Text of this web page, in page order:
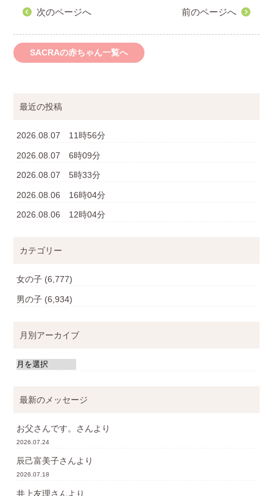
次のページへ 前のページへ
SACRAの赤ちゃん一覧へ
最近の投稿
2026.08.07 11時56分
2026.08.07 6時09分
2026.08.07 5時33分
2026.08.06 16時04分
2026.08.06 12時04分
カテゴリー
女の子 (6,777)
男の子 (6,934)
月別アーカイブ
最新のメッセージ
お父さんです。 さんより
2026.07.24
辰己富美子さんより
2026.07.18
井上友理さんより